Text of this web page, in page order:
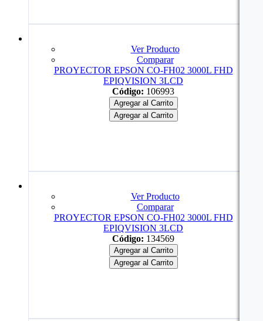
Ver Producto
Comparar
PROYECTOR EPSON CO-FH02 3000L FHD
EPIQVISION 3LCD
Código: 106993
Agregar al Carrito
Agregar al Carrito
Ver Producto
Comparar
PROYECTOR EPSON CO-FH02 3000L FHD
EPIQVISION 3LCD
Código: 134569
Agregar al Carrito
Agregar al Carrito